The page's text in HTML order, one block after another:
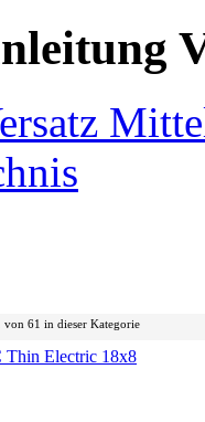
von 61 in dieser Kategorie